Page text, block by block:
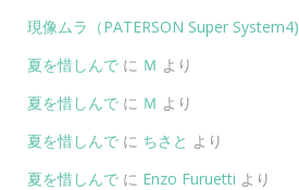
現像ムラ（PATERSON Super System4)
夏を惜しんで に Ｍ より
夏を惜しんで に Ｍ より
夏を惜しんで に ちさと より
夏を惜しんで に Enzo Furuetti より